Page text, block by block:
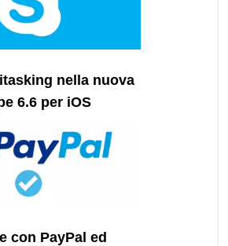
nella nuova
6.6 per iOS
con PayPal ed